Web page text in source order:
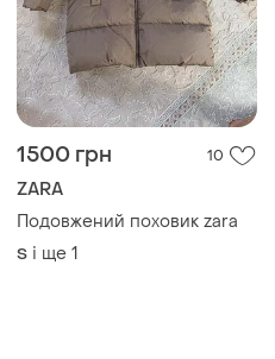
1500 грн 10
ZARA
Подовжений поховик zara
S і ще 1